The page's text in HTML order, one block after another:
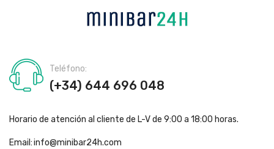
Teléfono:
(+34) 644 696 048
Horario de atención al cliente de L-V de 9:00 a 18:00 horas.
Email:info@minibar24h.com